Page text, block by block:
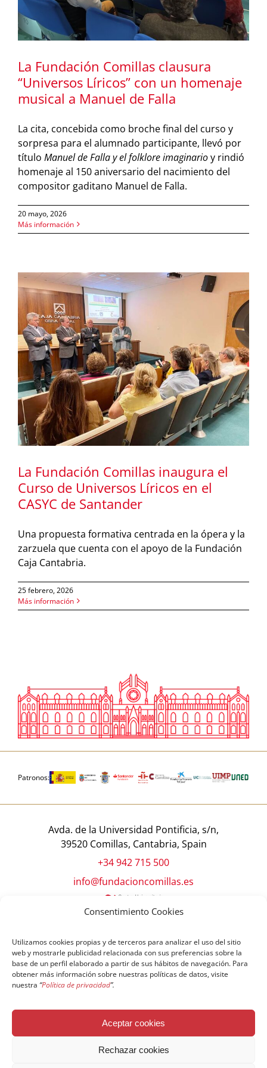
Consentimiento Cookies
Utilizamos cookies propias y de terceros para analizar el uso del sitio
web y mostrarle publicidad relacionada con sus preferencias sobre la
base de un perfil elaborado a partir de sus hábitos de navegación. Para
obtener más información sobre nuestras políticas de datos, visite
nuestra “Política de privacidad”.
Aceptar cookies
Rechazar cookies
La Fundación Comillas clausura
“Universos Líricos” con un homenaje
musical a Manuel de Falla
La cita, concebida como broche final del curso y
sorpresa para el alumnado participante, llevó por
título Manuel de Falla y el folklore imaginarioy rindió
homenaje al 150 aniversario del nacimiento del
compositor gaditano Manuel de Falla.
20 mayo, 2026
Más información
La Fundación Comillas inaugura el
Curso de Universos Líricos en el
CASYC de Santander
Una propuesta formativa centrada en la ópera y la
zarzuela que cuenta con el apoyo de la Fundación
Caja Cantabria.
25 febrero, 2026
Más información
Patronos:
Avda. de la Universidad Pontificia, s/n,
39520 Comillas, Cantabria, Spain
+34 942 715 500
info@fundacioncomillas.es
© Copyright Fundación Comillas
Política de cookies
Política de privacidad
Aviso legal